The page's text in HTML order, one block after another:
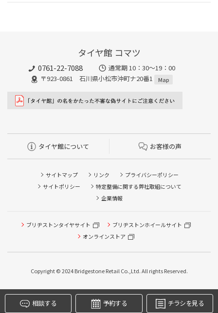
タイヤ館 コマツ
0761-22-7088
通常期 10：30～19：00
〒923-0861 石川県小松市沖町ナ20番1
Map
タイヤ館について お客様の声
サイトマップ リンク
プライバシーポリシー
サイトポリシー
特定整備に関する弊社取組について
企業情報
ブリヂストンタイヤサイト
ブリヂストンホイールサイト
オンラインストア
Copyright © 2024 Bridgestone Retail Co.,Ltd. All rights Reserved.
相談する 予約する チラシを見る
タイヤ点検・安全点検/タイヤ履き替え/オイル交換/その他
ピット作業の予約
本日のタイヤ履き替え順番待ち予約 ※クローク契約会員の